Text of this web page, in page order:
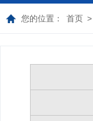
您的位置： 首页 >